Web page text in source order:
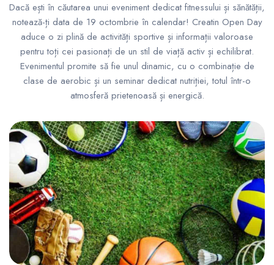
Dacă ești în căutarea unui eveniment dedicat fitnessului și sănătății,
notează-ți data de 19 octombrie în calendar! Creatin Open Day
aduce o zi plină de activități sportive și informații valoroase
pentru toți cei pasionați de un stil de viață activ și echilibrat.
Evenimentul promite să fie unul dinamic, cu o combinație de
clase de aerobic și un seminar dedicat nutriției, totul într-o
atmosferă prietenoasă și energică.